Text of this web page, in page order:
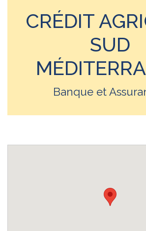
CRÉDIT
SUD
Banque et